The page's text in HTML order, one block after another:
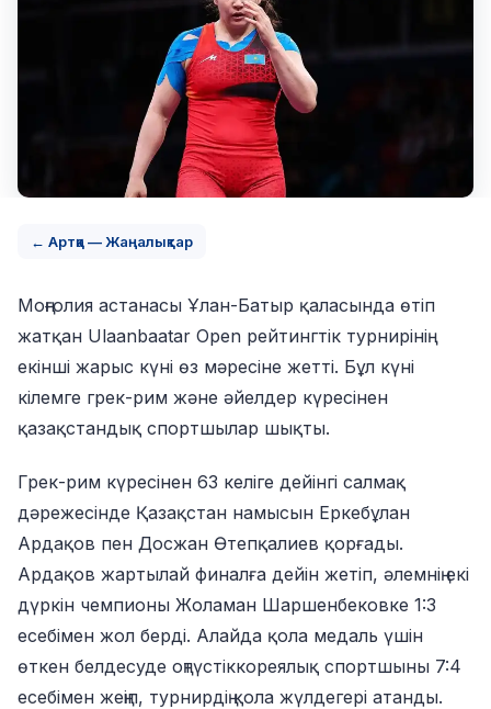
← Артқа — Жаңалықтар
Моңғолия астанасы Ұлан-Батыр қаласында өтіп
жатқан Ulaanbaatar Open рейтингтік турнирінің
екінші жарыс күні өз мәресіне жетті. Бұл күні
кілемге грек-рим және әйелдер күресінен
қазақстандық спортшылар шықты.
Грек-рим күресінен 63 келіге дейінгі салмақ
дәрежесінде Қазақстан намысын Еркебұлан
Ардақов пен Досжан Өтепқалиев қорғады.
Ардақов жартылай финалға дейін жетіп, әлемнің екі
дүркін чемпионы Жоламан Шаршенбековке 1:3
есебімен жол берді. Алайда қола медаль үшін
өткен белдесуде оңтүстіккореялық спортшыны 7:4
есебімен жеңіп, турнирдің қола жүлдегері атанды.